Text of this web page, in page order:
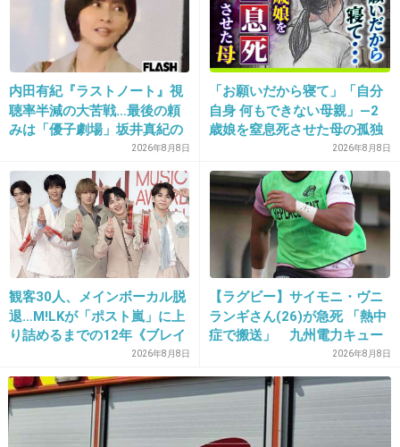
ホットライン - &TEAM | USEN 推し活リク
usen.oshireq.com
&TEAMの『ホットライン』をリクエストして応援しよう！
+12 -5
14. 匿名2026/07/07(火) 23:26:04
>>7
新トピ立つタイミングで、わざわざ動画探して
貼ろうと待ち構えてたとか、必死すぎでしょ
（笑）
-5
2026/07/07(火) 23:28:39
内田有紀『ラストノート』視
聴率半減の大苦戦…最後の頼
みは「優子劇場」坂井真紀の
“猟奇的演技” が救いの神にな
るか
2026年8月8日
「お願いだから寝て」「自分
自身 何もできない母親」―2
歳娘を窒息死させた母の孤独
「娘は『ママどうして』と」
限界の年子ワンオペ育児 法
廷での懺悔と声なきSOS
2026年8月8日
観客30人、メインボーカル脱
退…M!LKが「ポスト嵐」に上
り詰めるまでの12年《ブレイ
2026年8月8日
【ラグビー】サイモニ・ヴニ
ランギさん(26)が急死 「熱中
症で搬送」 九州電力キュー
デンヴォルテクスで練習中
2026年8月8日